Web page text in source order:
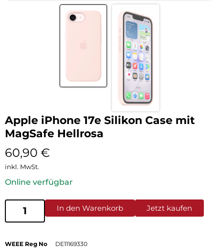
Apple iPhone 17e Silikon Case mit
MagSafe Hellrosa
60,90 €
inkl. MwSt.
Online verfügbar
In den Warenkorb Jetzt kaufen
WEEE Reg No
DE11169330